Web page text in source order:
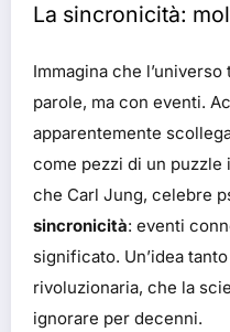
La sincronicità:
Immagina che
parole, ma con eventi.
apparentemente
come pezzi di un puzzle
che Carl Jung, celebre
sincronicità: eventi
significato. Un’idea
rivoluzionaria, che la
ignorare per decenni.